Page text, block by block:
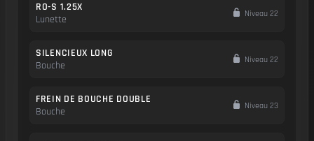
RO-S 1.25X
Lunette
Niveau 22
SILENCIEUX LONG
Bouche
Niveau 22
FREIN DE BOUCHE DOUBLE
Bouche
Niveau 23